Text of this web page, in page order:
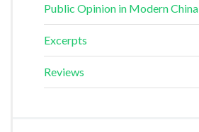
Public Opinion in Modern China
Excerpts
Reviews